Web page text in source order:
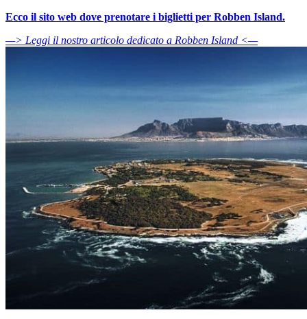
Ecco il sito web dove prenotare i biglietti per Robben Island.
—> Leggi il nostro articolo dedicato a Robben Island <—